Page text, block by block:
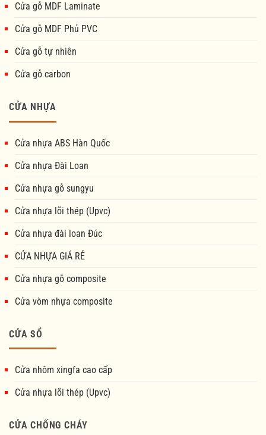
Cửa gỗ MDF Laminate
Cửa gỗ MDF Phủ PVC
Cửa gỗ tự nhiên
Cửa gỗ carbon
CỬA NHỰA
Cửa nhựa ABS Hàn Quốc
Cửa nhựa Đài Loan
Cửa nhựa gỗ sungyu
Cửa nhựa lõi thép (Upvc)
Cửa nhựa đài loan Đúc
CỬA NHỰA GIÁ RẺ
Cửa nhựa gỗ composite
Cửa vòm nhựa composite
CỬA SỔ
Cửa nhôm xingfa cao cấp
Cửa nhựa lõi thép (Upvc)
CỬA CHỐNG CHÁY